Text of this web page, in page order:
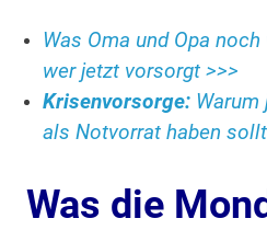
Was Oma und Opa
wer jetzt vorsorgt >>>
Krisenvorsorge: Warum
als Notvorrat haben
Was die